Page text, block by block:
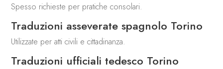
Spesso richieste per pratiche consolari.
Traduzioni asseverate spagnolo Torino
Utilizzate per atti civili e cittadinanza.
Traduzioni ufficiali tedesco Torino